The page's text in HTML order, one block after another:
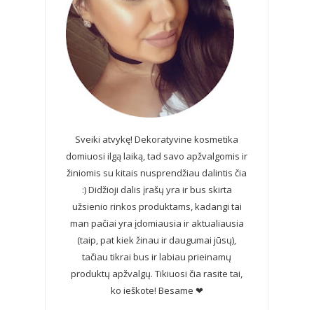
Sveiki atvykę! Dekoratyvine kosmetika
domiuosi ilgą laiką, tad savo apžvalgomis ir
žiniomis su kitais nusprendžiau dalintis čia
:) Didžioji dalis įrašų yra ir bus skirta
užsienio rinkos produktams, kadangi tai
man pačiai yra įdomiausia ir aktualiausia
(taip, pat kiek žinau ir daugumai jūsų),
tačiau tikrai bus ir labiau prieinamų
produktų apžvalgų. Tikiuosi čia rasite tai,
ko ieškote! Besame ❤